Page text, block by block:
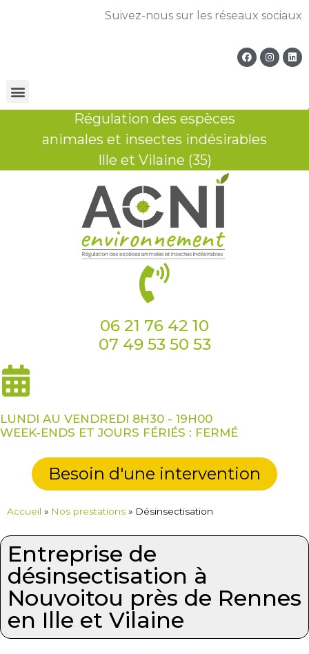
Suivez-nous sur les réseaux sociaux
Régulation des espèces
animales et insectes indésirables
Ille et Vilaine (35)
06 21 76 42 10
07 49 53 50 53
LUNDI AU VENDREDI 8H30 - 19H00
WEEK-ENDS ET JOURS FÉRIÉS : FERMÉ
Besoin d'une intervention
Accueil » Nos prestations » Désinsectisation
Entreprise de
désinsectisation à
Nouvoitou près de Rennes
en Ille et Vilaine